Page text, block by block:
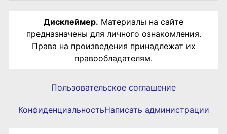
Дисклеймер. Материалы на сайте
предназначены для личного ознакомления.
Права на произведения принадлежат их
правообладателям.
Пользовательское соглашение
КонфиденциальностьНаписать администрации